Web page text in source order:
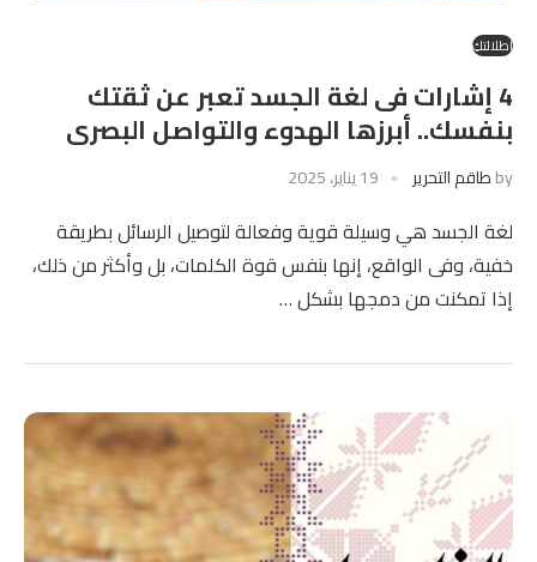
إطلالتكِ
4 إشارات فى لغة الجسد تعبر عن ثقتك
بنفسك.. أبرزها الهدوء والتواصل البصرى
byطاقم التحرير 19 يناير، 2025
لغة الجسد هي وسيلة قوية وفعالة لتوصيل الرسائل بطريقة
خفية، وفى الواقع، إنها بنفس قوة الكلمات، بل وأكثر من ذلك،
إذا تمكنت من دمجها بشكل …